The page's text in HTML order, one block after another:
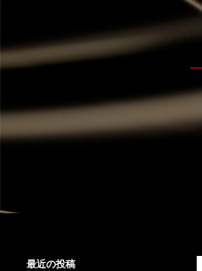
テ
ン
へ
ス
倉山満の砦～誰も教えない時事と教
最近の投稿